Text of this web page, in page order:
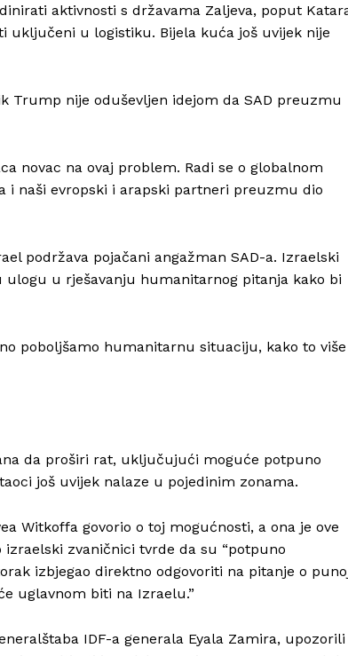
Kontakt
Impressum
aktivnosti s državama Zaljeva, poput
uključeni u logistiku. Bijela kuća još uvijek nije
Trump nije oduševljen idejom da SAD preuzmu
novac na ovaj problem. Radi se o globalnom
i naši evropski i arapski partneri preuzmu dio
podržava pojačani angažman SAD-a. Izraelski
u rješavanju humanitarnog pitanja kako bi
poboljšamo humanitarnu situaciju, kako to više
da proširi rat, uključujući moguće potpuno
još uvijek nalaze u pojedinim zonama.
Witkoffa govorio o toj mogućnosti, a ona je ove
zvaničnici tvrde da su “potpuno
izbjegao direktno odgovoriti na pitanje o
uglavnom biti na Izraelu.”
IDF-a generala Eyala Zamira, upozorili